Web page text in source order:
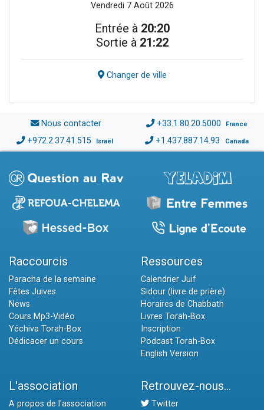
Vendredi 7 Août 2026
Entrée à 20:20
Sortie à 21:22
Changer de ville
Nous contacter +33.1.80.20.5000 France
+972.2.37.41.515 Israël +1.437.887.14.93 Canada
Raccourcis
Paracha de la semaine
Fêtes Juives
News
Cours Mp3-Vidéo
Yéchiva Torah-Box
Dédicacer un cours
Ressources
Calendrier Juif
Sidour (livre de prière)
Horaires de Chabbath
Livres Torah-Box
Inscription
Podcast Torah-Box
English Version
L'association
A propos de l'association
Retrouvez-nous...
Twitter